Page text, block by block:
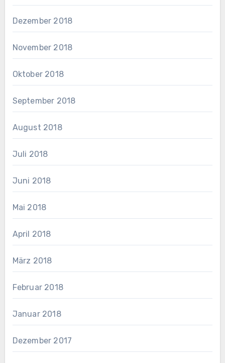
Dezember 2018
November 2018
Oktober 2018
September 2018
August 2018
Juli 2018
Juni 2018
Mai 2018
April 2018
März 2018
Februar 2018
Januar 2018
Dezember 2017